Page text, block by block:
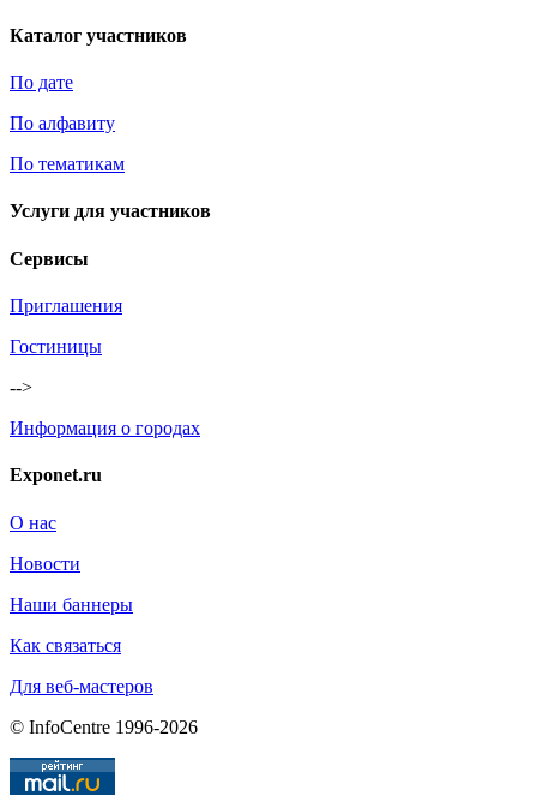
Каталог участников
По дате
По алфавиту
По тематикам
Услуги для участников
Сервисы
Приглашения
Гостиницы
-->
Информация о городах
Exponet.ru
О нас
Новости
Наши баннеры
Как связаться
Для веб-мастеров
© InfoCentre 1996-2026